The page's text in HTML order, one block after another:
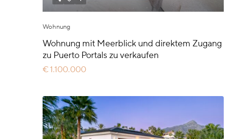
Wohnung
Wohnung mit Meerblick und direktem Zugang
zu Puerto Portals zu verkaufen
€ 1.100.000